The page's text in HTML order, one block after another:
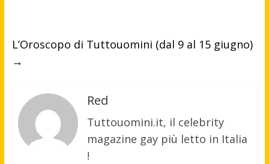
L’Oroscopo di Tuttouomini (dal 9 al 15 giugno)
→
Red
Tuttouomini.it, il celebrity
magazine gay più letto in Italia
!